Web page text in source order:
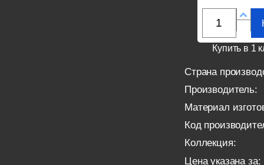
Купить в 1
Страна
Производитель:
Материал
Код
Коллекция:
Цена указана за: